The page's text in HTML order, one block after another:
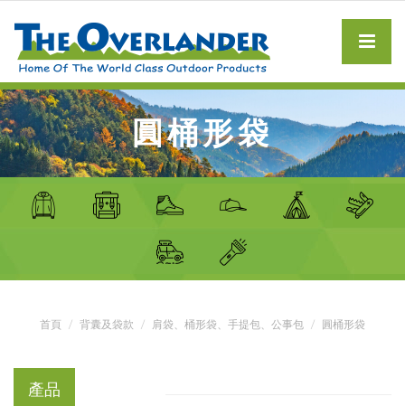
圓桶形袋
首頁 背囊及袋款 肩袋、桶形袋、手提包、公事包 圓桶形袋
產品